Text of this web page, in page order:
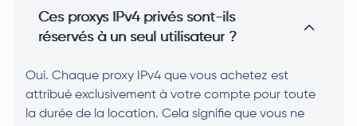
Ces proxys IPv4 privés sont-ils
réservés à un seul utilisateur ?
Oui. Chaque proxy IPv4 que vous achetez est
attribué exclusivement à votre compte pour toute
la durée de la location. Cela signifie que vous ne